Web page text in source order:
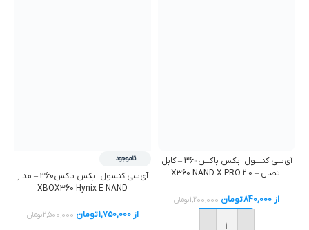
آی‌سی کنسول ایکس باکس360 – کابل
اتصال – X360 NAND-X PRO 2.0
از 840,000تومان 1,200,000تومان
ناموجود
آی‌سی کنسول ایکس باکس360 – مدار
XBOX360 Hynix E NAND
از1,750,000تومان 2,500,000تومان